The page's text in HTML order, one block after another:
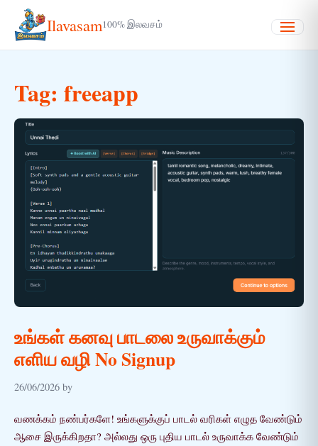
Ilavasam100% இலவசம்
Menu
Tag: freeapp
உங்கள் கனவு பாடலை உருவாக்கும்
எளிய வழி No Signup
26/06/2026 by
வணக்கம் நண்பர்களே! உங்களுக்குப் பாடல் வரிகள் எழுத வேண்டும்
ஆசை இருக்கிறதா? அல்லது ஒரு புதிய பாடல் உருவாக்க வேண்டும்